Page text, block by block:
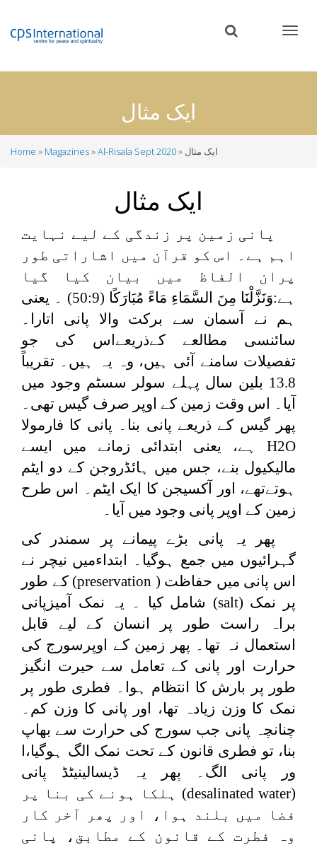
content
ایک مثال
Home Magazines Al-Risala Sept 2020 ایک مثال
ایک مثال
پانی زمین پر زندگی کے لیے نہایت
اہم ہے۔ اس کو قرآن میں اشاراتی طور
پران الفاظ میں بیان کیا گیا
ہے:وَنَزَّلْنَا مِنَ السَّمَاءِ مَاءً مُبَارَکًا (50
:9) ۔ یعنی
ہم نے آسمان سے برکت والا پانی اتارا۔
سائنسی مطالعے کےذریعےاس کی جو
تفصیلات سامنے آئی ہیں، وہ یہ ہیں۔ تقریباً
13.8 بلین سال پہلے سولر سسٹم وجود میں
آیا۔ اس وقت زمین کے اوپر صرف گیس تھی۔
پھر گیس کے ذریعے پانی بنا۔ پانی کا فارمولا
H2O ہے، یعنی ابتدائی زمانے میں ایسے
مالیکیول بنے، جس میں ہائڈروجن کے دو ایٹم
ہوتےتھے، اور آکسیجن کا ایک ایٹم۔ اس طرح
زمین کے اوپر پانی وجود میں آیا۔
پھر یہ پانی بڑے پیمانے پر سمندر کی
گہرائیوں میں جمع ہوگیا۔ ابتداءمیں نیچر نے
اس پانی میں حفاظت ( preservation) کے طور
پر نمک (salt) شامل کیا ۔ یہ نمک آمیزپانی
براہ راست طور پر انسان کے لیے قابل
استعمال نہ تھا۔ پھر زمین کے اوپرسورج کی
حرارت اور پانی کے تعامل سے حیرت انگیز
طور پر بارش کا انتظام ہوا۔ فطری طور پر
نمک کا وزن زیادہ تھا، اور پانی کا وزن کم۔
چنانچہ پانی جب سورج کی حرارت سے بھاپ
بنا، تو فطری قانون کے تحت نمک الگ ہوگیا،ا
ور پانی الگ۔ پھر یہ ڈیسالینیٹڈ پانی
(
desalinated water) ہلکا ہونے کی بنا پر
فضا میں بلند ہوا، اور پھر آخر کار
وہ فطرت کے قانون کے مطابق، پانی